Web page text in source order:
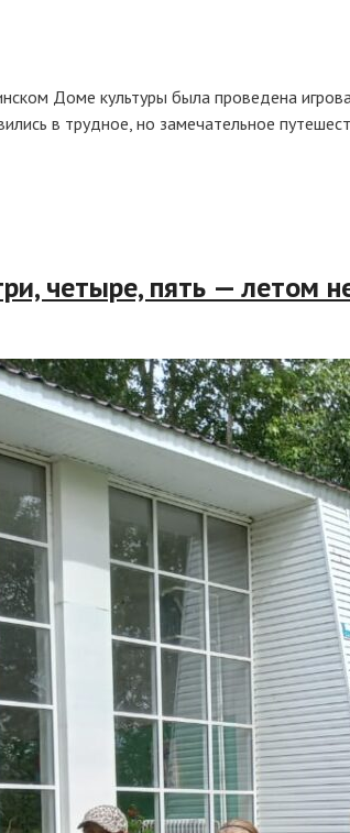
Доме культуры была проведена
в трудное, но замечательное
четыре, пять — летом